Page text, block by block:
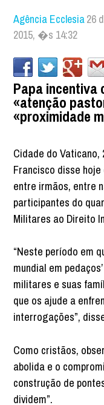
Agência Ecclesia26
2015, �s 14:32
Papa incentiva
«atenção
«proximidade
Cidade do Vaticano,
Francisco disse
entre irmãos, entre
participantes do
Militares ao Direito
“Neste período em
mundial em
militares e suas
que os ajude a
interrogações”,
Como cristãos,
abolida e o
construção de
dividem”.